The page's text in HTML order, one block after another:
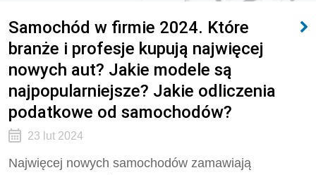
Samochód w firmie 2024. Które
branże i profesje kupują najwięcej
nowych aut? Jakie modele są
najpopularniejsze? Jakie odliczenia
podatkowe od samochodów?
23 lut 2024
Najwięcej nowych samochodów zamawiają